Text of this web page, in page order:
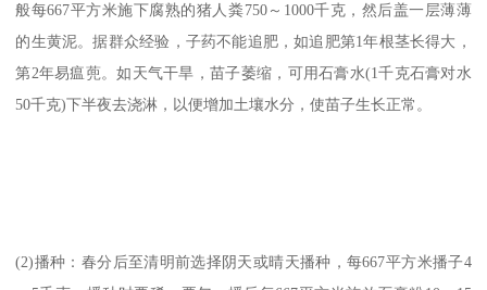
般每667平方米施下腐熟的猪人粪750～1000千克，然后盖一层薄薄
的生黄泥。据群众经验，子药不能追肥，如追肥第1年根茎长得大，
第2年易瘟蔸。如天气干旱，苗子萎缩，可用石膏水(1千克石膏对水
50千克)下半夜去浇淋，以便增加土壤水分，使苗子生长正常。
(2)播种：春分后至清明前选择阴天或晴天播种，每667平方米播子4